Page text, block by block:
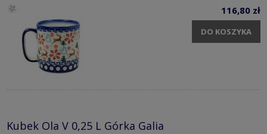
116,80 zł
DO KOSZYKA
Kubek Ola V 0,25 L Górka Galia